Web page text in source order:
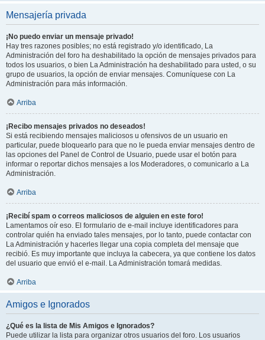
Mensajería privada
¡No puedo enviar un mensaje privado!
Hay tres razones posibles; no está registrado y/o identificado, La
Administración del foro ha deshabilitado la opción de mensajes privados para
todos los usuarios, o bien La Administración ha deshabilitado para usted, o su
grupo de usuarios, la opción de enviar mensajes. Comuníquese con La
Administración para más información.
Arriba
¡Recibo mensajes privados no deseados!
Si está recibiendo mensajes maliciosos u ofensivos de un usuario en
particular, puede bloquearlo para que no le pueda enviar mensajes dentro de
las opciones del Panel de Control de Usuario, puede usar el botón para
informar o reportar dichos mensajes a los Moderadores, o comunicarlo a La
Administración.
Arriba
¡Recibí spam o correos maliciosos de alguien en este foro!
Lamentamos oír eso. El formulario de e-mail incluye identificadores para
controlar quién ha enviado tales mensajes, por lo tanto, puede contactar con
La Administración y hacerles llegar una copia completa del mensaje que
recibió. Es muy importante que incluya la cabecera, ya que contiene los datos
del usuario que envió el e-mail. La Administración tomará medidas.
Arriba
Amigos e Ignorados
¿Qué es la lista de Mis Amigos e Ignorados?
Puede utilizar la lista para organizar otros usuarios del foro. Los usuarios